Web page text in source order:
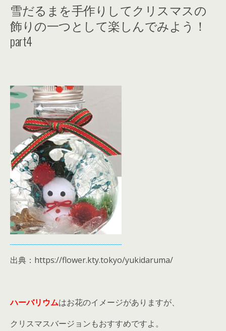
雪だるまを手作りしてクリスマスの
飾りの一つとして楽しんでみよう！
part4
出典：https://flower.kty.tokyo/yukidaruma/
ハーバリウムはお花のイメージがありますが、
クリスマスバージョンもおすすめですよ。